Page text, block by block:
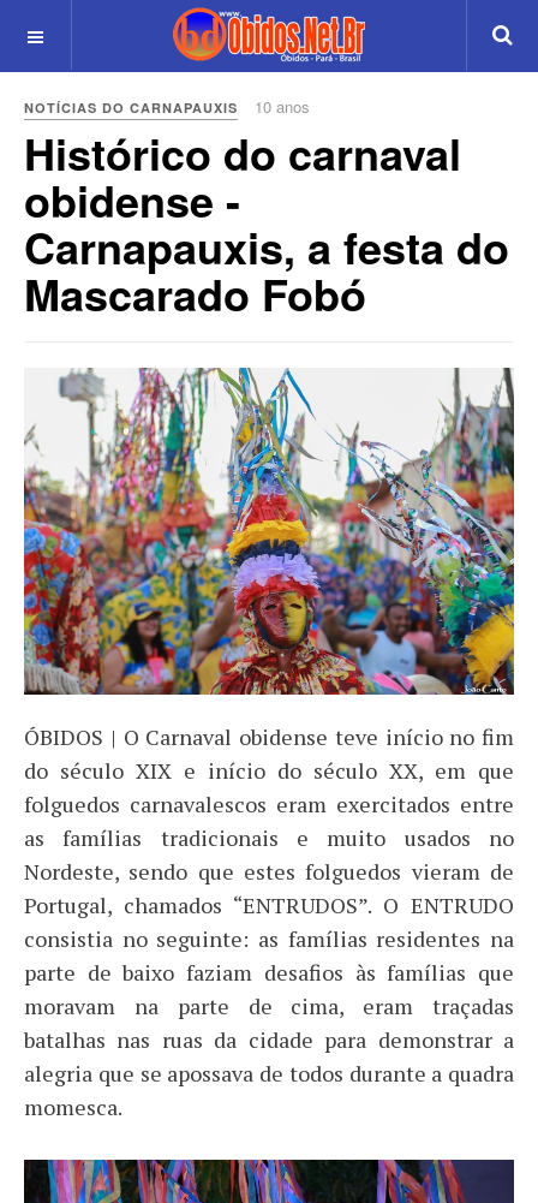
NOTÍCIAS DO CARNAPAUXIS 10 anos
Histórico do carnaval
obidense -
Carnapauxis, a festa do
Mascarado Fobó
ÓBIDOS | O Carnaval obidense teve início no fim
do século XIX e início do século XX, em que
folguedos carnavalescos eram exercitados entre
as famílias tradicionais e muito usados no
Nordeste, sendo que estes folguedos vieram de
Portugal, chamados “ENTRUDOS”. O ENTRUDO
consistia no seguinte: as famílias residentes na
parte de baixo faziam desafios às famílias que
moravam na parte de cima, eram traçadas
batalhas nas ruas da cidade para demonstrar a
alegria que se apossava de todos durante a quadra
momesca.